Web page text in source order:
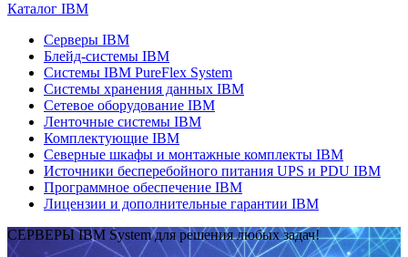
Каталог IBM
Серверы IBM
Блейд-системы IBM
Системы IBM PureFlex System
Системы хранения данных IBM
Сетевое оборудование IBM
Ленточные системы IBM
Комплектующие IBM
Северные шкафы и монтажные комплекты IBM
Источники бесперебойного питания UPS и PDU IBM
Программное обеспечение IBM
Лицензии и дополнительные гарантии IBM
СЕРВЕРЫ IBM System для решения любых задач!